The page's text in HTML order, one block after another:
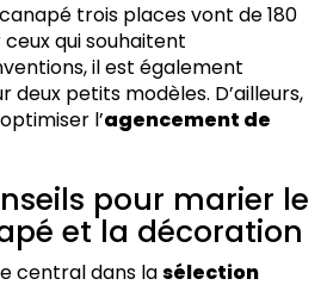
canapé trois places vont de 180
ceux qui souhaitent
il est également
deux petits modèles. D’ailleurs,
l’agencement de
pour marier le
et la décoration
central dans lasélection